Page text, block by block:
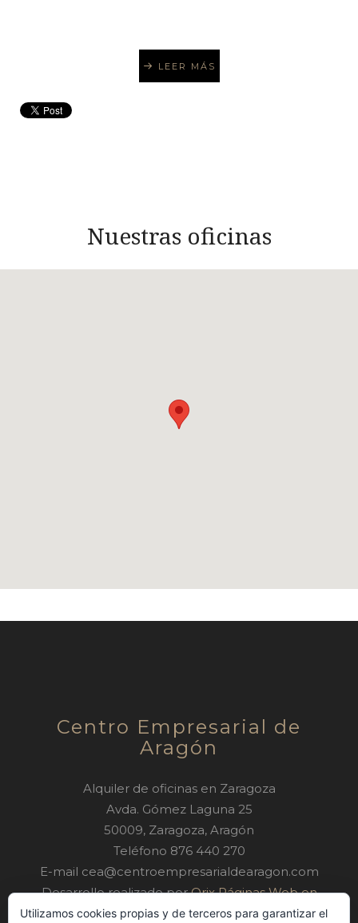
LEER MÁS
Nuestras oficinas
Centro Empresarial de
Aragón
Alquiler de oficinas en Zaragoza
Avda. Gómez Laguna 25
50009, Zaragoza, Aragón
Teléfono 876 440 270
E-mail cea@centroempresarialdearagon.com
Desarrollo realizado porOrix Páginas Web en
Zaragoza
Utilizamos cookies propias y de terceros para garantizar el